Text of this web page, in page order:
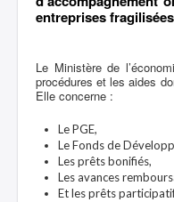
entreprises
Le Ministère de
procédures et les aides
Elle concerne :
Le PGE,
Le Fonds de
Les prêts bonifiés,
Les avances
Et les prêts